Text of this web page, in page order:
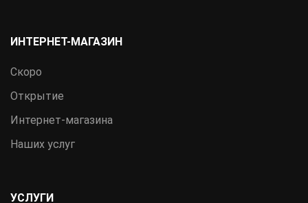
ИНТЕРНЕТ-МАГАЗИН
Скоро
Открытие
Интернет-магазина
Наших услуг
УСЛУГИ